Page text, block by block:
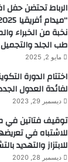
الرباط تحتضن حفل
نخبة من الخبراء
طب الجلد والتجميل
مايو 2, 2025
اختتام الدورة
لفائدة العدول
ديسمبر 29, 2023
توقيف فتاتين في
للاشتباه في
للابتزاز والتهديد
ديسمبر 28, 2020